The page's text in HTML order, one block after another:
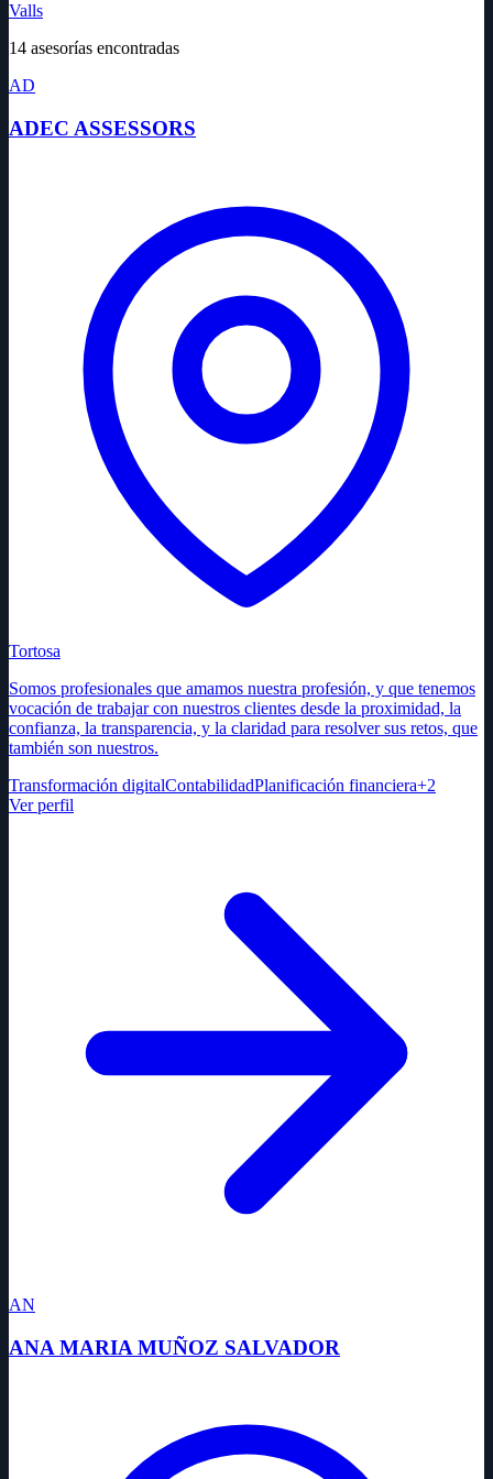
Valls
14 asesorías encontradas
AD
ADEC ASSESSORS
Tortosa
Somos profesionales que amamos nuestra profesión, y que tenemos
vocación de trabajar con nuestros clientes desde la proximidad, la
confianza, la transparencia, y la claridad para resolver sus retos, que
también son nuestros.
Transformación digitalContabilidadPlanificación financiera+2
Ver perfil
AN
ANA MARIA MUÑOZ SALVADOR